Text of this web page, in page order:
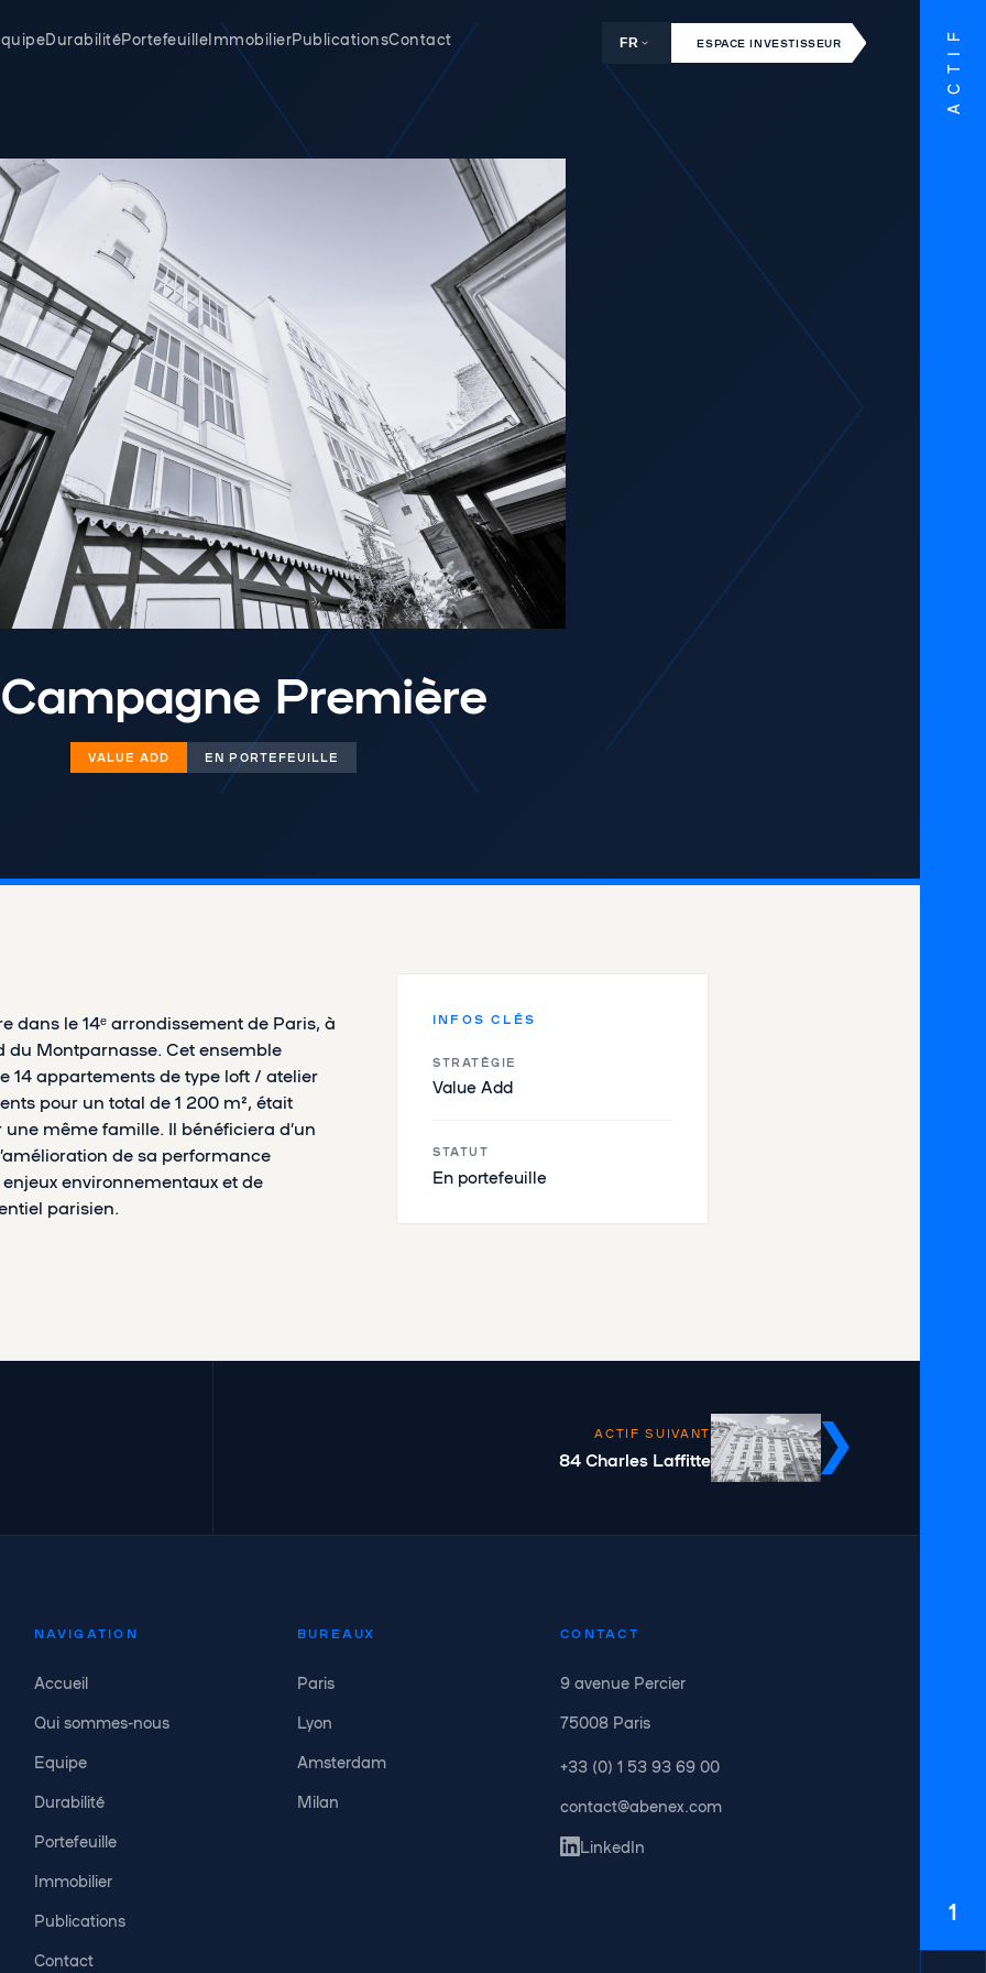
DurabilitéPortefeuilleImmobilierPublicationsContact FR ESPACE INVESTISSEUR
1
ACTIF
Première
VALUE ADD EN PORTEFEUILLE
dans le 14ᵉ arrondissement de Paris, à
Montparnasse. Cet ensemble
14 appartements de type loft / atelier
pour un total de 1 200 m², était
même famille. Il bénéficiera d’un
de sa performance
environnementaux et de
parisien.
INFOS CLÉS
STRATÉGIE
Value Add
STATUT
En portefeuille
ACTIF SUIVANT
84 Charles Laffitte
NAVIGATION
Accueil
Qui sommes-nous
Equipe
Durabilité
Portefeuille
Immobilier
Publications
Contact
BUREAUX
Paris
Lyon
Amsterdam
Milan
CONTACT
9 avenue Percier
75008 Paris
+33 (0) 1 53 93 69 00
contact@abenex.com
LinkedIn